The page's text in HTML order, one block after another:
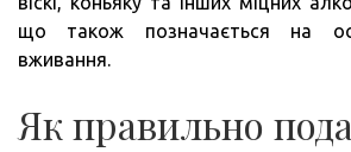
що також позначається на
вживання.
Як правильно